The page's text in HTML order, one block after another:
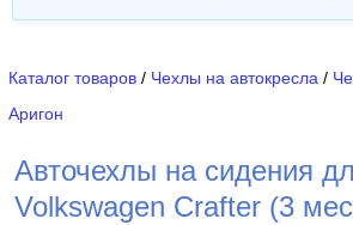
Каталог товаров / Чехлы на автокресла /
Аригон
Авточехлы на сидения
Volkswagen Crafter (3